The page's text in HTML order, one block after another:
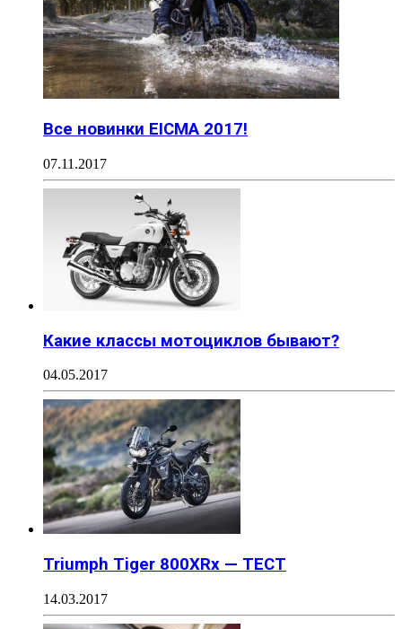
Все новинки EICMA 2017!
07.11.2017
Какие классы мотоциклов бывают?
04.05.2017
Triumph Tiger 800XRx — ТЕСТ
14.03.2017